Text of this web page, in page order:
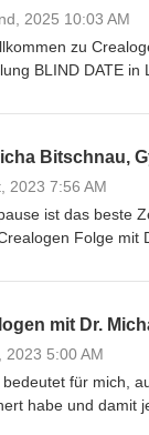
2025 10:03 AM
zu
BLIND DATE
Kuratorin und
aus Filzkreisen
Im Mittelpunkt
Fotografin, die
Mang ihr Projekt VIBES, eine Neuinterpretation eines
besonderes
wächst und die
und Teil des
sehen, sondern
Bitschnau,
2023 7:56 AM
ist das beste
Folge mit
Dr.
international aktiv.
gewidmet. Im
das Leben der
vertrocknen
mit Dr.
2023 5:00 AM
bedeutet für mich,
habe und damit